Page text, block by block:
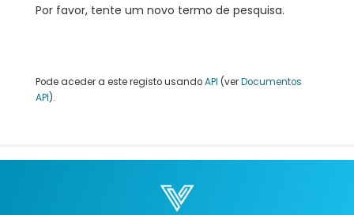
Por favor, tente um novo termo de pesquisa.
Pode aceder a este registo usandoAPI (verDocumentos
API).